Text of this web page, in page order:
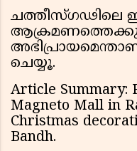
ചത്തീസ്ഗഢിലെ
ചെയ്യൂ.
Article Summary:
Magneto Mall in
Christmas
Bandh.